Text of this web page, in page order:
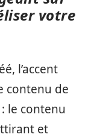
votre
l’accent
contenu de
le contenu
et